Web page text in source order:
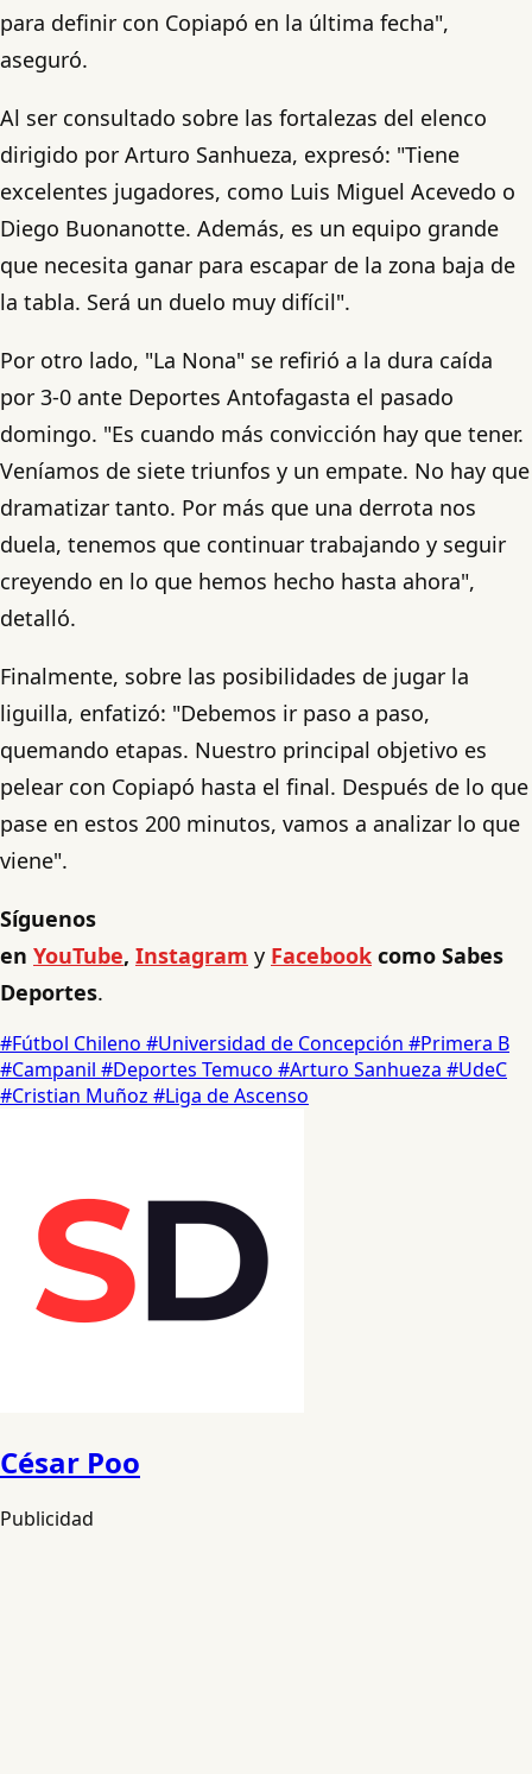
para definir con Copiapó en la última fecha",
aseguró.
Al ser consultado sobre las fortalezas del elenco
dirigido por Arturo Sanhueza, expresó: "Tiene
excelentes jugadores, como Luis Miguel Acevedo o
Diego Buonanotte. Además, es un equipo grande
que necesita ganar para escapar de la zona baja de
la tabla. Será un duelo muy difícil".
Por otro lado, "La Nona" se refirió a la dura caída
por 3-0 ante Deportes Antofagasta el pasado
domingo. "Es cuando más convicción hay que tener.
Veníamos de siete triunfos y un empate. No hay que
dramatizar tanto. Por más que una derrota nos
duela, tenemos que continuar trabajando y seguir
creyendo en lo que hemos hecho hasta ahora",
detalló.
Finalmente, sobre las posibilidades de jugar la
liguilla, enfatizó: "Debemos ir paso a paso,
quemando etapas. Nuestro principal objetivo es
pelear con Copiapó hasta el final. Después de lo que
pase en estos 200 minutos, vamos a analizar lo que
viene".
Síguenos
en YouTube, Instagram y Facebook como Sabes
Deportes.
#Fútbol Chileno #Universidad de Concepción #Primera B
#Campanil #Deportes Temuco #Arturo Sanhueza #UdeC
#Cristian Muñoz #Liga de Ascenso
César Poo
Publicidad